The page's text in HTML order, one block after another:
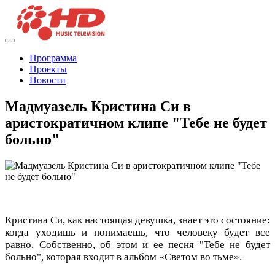
Программа
Проекты
Новости
Мадмуазель Кристина Си в
аристократичном клипе "Тебе не будет
больно"
Кристина Си, как настоящая девушка, знает это состояние:
когда уходишь и понимаешь, что человеку будет все
равно. Собственно, об этом и ее песня "Тебе не будет
больно", которая входит в альбом «Светом во тьме».